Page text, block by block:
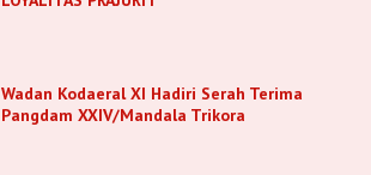
Wadan Kodaeral XI Hadiri Serah Terima
Pangdam XXIV/Mandala Trikora